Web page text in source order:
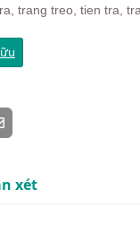
trang treo, tien tra,
xét